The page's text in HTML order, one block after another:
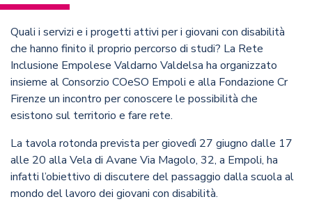
Quali i servizi e i progetti attivi per i giovani con disabilità
che hanno finito il proprio percorso di studi? La Rete
Inclusione Empolese Valdarno Valdelsa ha organizzato
insieme al Consorzio COeSO Empoli e alla Fondazione Cr
Firenze un incontro per conoscere le possibilità che
esistono sul territorio e fare rete.
La tavola rotonda prevista per giovedì 27 giugno dalle 17
alle 20 alla Vela di Avane Via Magolo, 32, a Empoli, ha
infatti l’obiettivo di discutere del passaggio dalla scuola al
mondo del lavoro dei giovani con disabilità.